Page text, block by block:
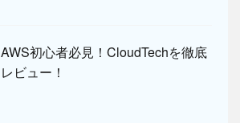
AWS初心者必見！CloudTechを徹底
レビュー！